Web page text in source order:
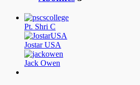
Pt. Shri C
Jostar USA
Jack Owen